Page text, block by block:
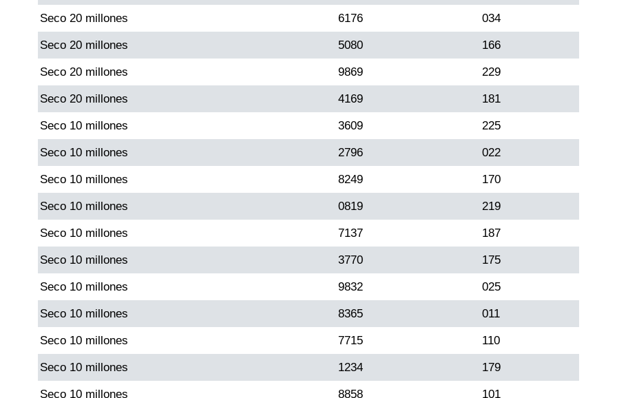
Seco 20 millones 6176 034
Seco 20 millones 5080 166
Seco 20 millones 9869 229
Seco 20 millones 4169 181
Seco 10 millones 3609 225
Seco 10 millones 2796 022
Seco 10 millones 8249 170
Seco 10 millones 0819 219
Seco 10 millones 7137 187
Seco 10 millones 3770 175
Seco 10 millones 9832 025
Seco 10 millones 8365 011
Seco 10 millones 7715 110
Seco 10 millones 1234 179
Seco 10 millones 8858 101